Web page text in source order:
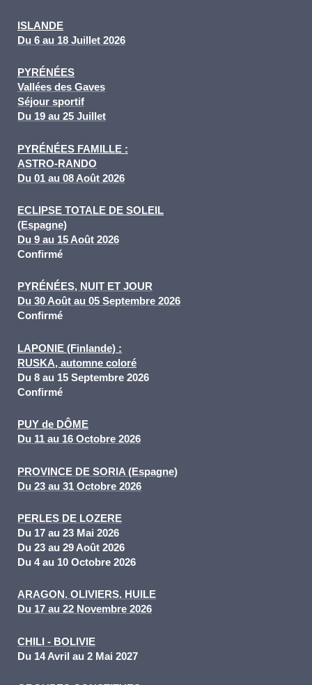
ISLANDE
Du 6 au 18 Juillet 2026
PYRÉNÉES
Vallées des Gaves
Séjour sportif
Du 19 au 25 Juillet
PYRÉNÉES FAMILLE :
ASTRO-RANDO
Du 01 au 08 Août 2026
ECLIPSE TOTALE DE SOLEIL
(Espagne)
Du 9 au 15 Août 2026
Confirmé
PYRÉNÉES, NUIT ET JOUR
Du 30 Août au 05 Septembre 2026
Confirmé
LAPONIE (Finlande) :
RUSKA, automne coloré
Du 8 au 15 Septembre 2026
Confirmé
PUY de DÔME
Du 11 au 16 Octobre 2026
PROVINCE DE SORIA (Espagne)
Du 23 au 31 Octobre 2026
PERLES DE LOZERE
Du 17 au 23 Mai 2026
Du 23 au 29 Août 2026
Du 4 au 10 Octobre 2026
ARAGON. OLIVIERS. HUILE
Du 17 au 22 Novembre 2026
CHILI - BOLIVIE
Du 14 Avril au 2 Mai 2027